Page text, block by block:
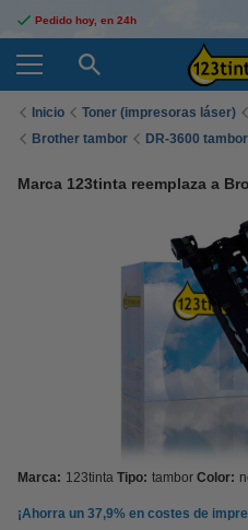
Pedido hoy, en 24h
Inicio Toner (impresoras láser)
Brother tambor
DR-3600 tambor
Marca 123tinta reemplaza a
Marca: 123tinta Tipo: tambor Color:
¡Ahorra un 37,9% en costes de